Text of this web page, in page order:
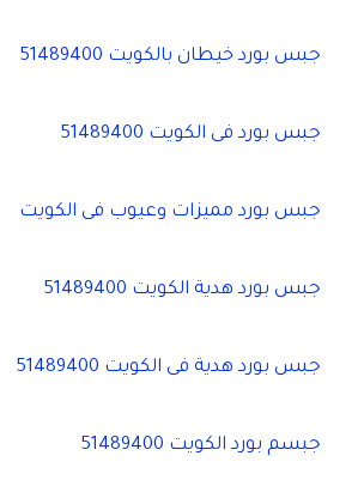
جبس بورد خيطان بالكويت 51489400
جبس بورد فى الكويت 51489400
جبس بورد مميزات وعيوب فى الكويت
جبس بورد هدية الكويت 51489400
جبس بورد هدية فى الكويت 51489400
جبسم بورد الكويت 51489400